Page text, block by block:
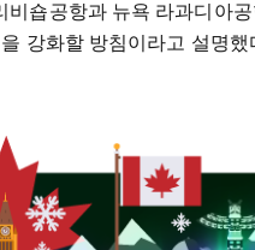
숍공항과 뉴욕 라과디아
강화할 방침이라고 설명했